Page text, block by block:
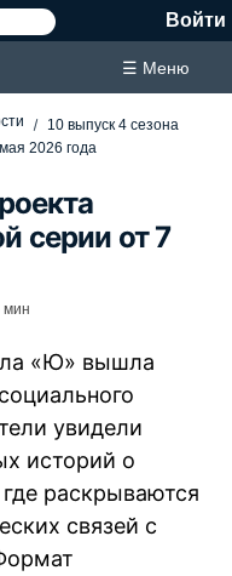
Войти
☰ Меню
10 выпуск 4 сезона
2026 года
серии от 7
мин
«Ю» вышла
увидели
историй о
раскрываются
связей с